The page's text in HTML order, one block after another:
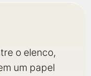
o elenco,
um papel